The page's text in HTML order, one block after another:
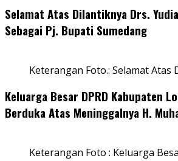
Selamat Atas Dilantiknya Drs.
Sebagai Pj. Bupati Sumedang
Keterangan Foto.: Selamat Atas
Keluarga Besar DPRD Kabupaten
Berduka Atas Meninggalnya H.
Keterangan Foto : Keluarga